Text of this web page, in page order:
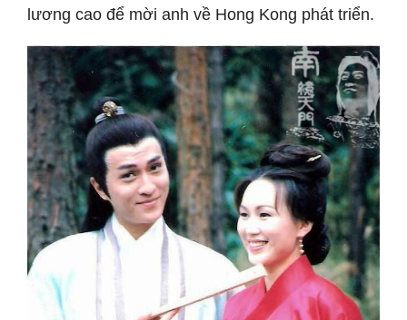
lương cao để mời anh về Hong Kong phát triển.